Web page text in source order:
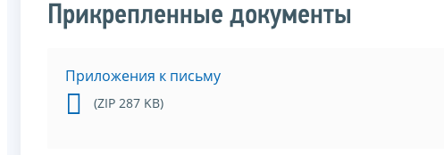
Прикрепленные документы
Приложения к письму
(ZIP 287 KB)